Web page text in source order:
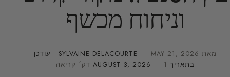
וניחוח מכשף
מאת SYLVAINE DELACOURTE · MAY 21, 2026
· עודכן
בתאריך
AUGUST 3, 2026 · 1 דק׳ קריאה